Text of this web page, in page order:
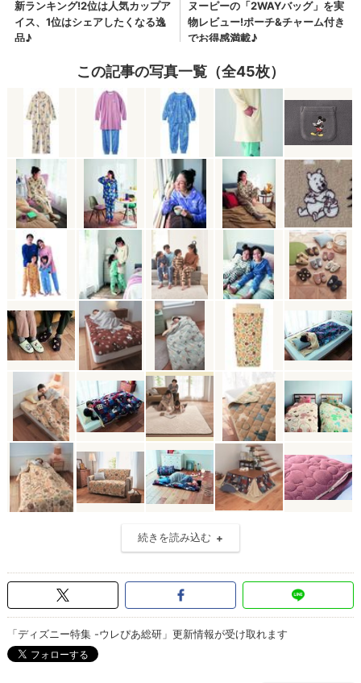
この記事の写真一覧（全45枚）
続きを読み込む
「ディズニー特集 -ウレぴあ総研」更新情報が受け取れます